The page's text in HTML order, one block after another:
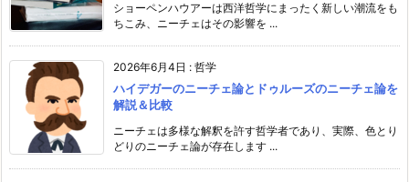
ショーペンハウアーは西洋哲学にまったく新しい潮流をも
ちこみ、ニーチェはその影響を ...
2026年6月4日 : 哲学
ハイデガーのニーチェ論とドゥルーズのニーチェ論を
解説＆比較
ニーチェは多様な解釈を許す哲学者であり、実際、色とり
どりのニーチェ論が存在します ...